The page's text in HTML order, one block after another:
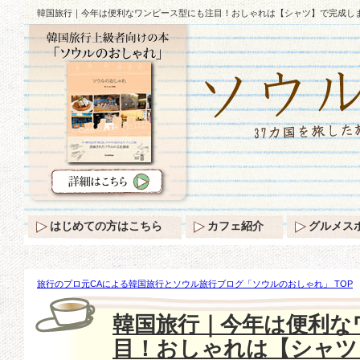
韓国旅行｜今年は便利なワンピース型にも注目！おしゃれは【シャツ】で完成し
旅行のプロ元CAによる韓国旅行とソウル旅行ブログ「ソウルのおしゃれ」 TOP
利なワンピース型にも注目！おしゃれは【シャツ】で完成しましょう♪
韓国旅行｜今年は便利
目！おしゃれは【シャ
はじめての方はこちら カフェ紹介 グルメス